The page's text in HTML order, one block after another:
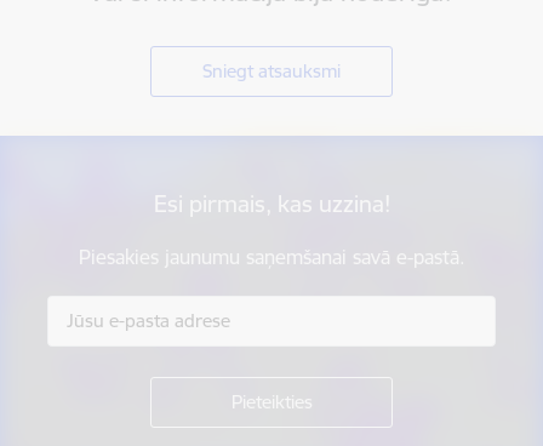
Sniegt atsauksmi
Esi pirmais, kas uzzina!
Piesakies jaunumu saņemšanai savā e-pastā.